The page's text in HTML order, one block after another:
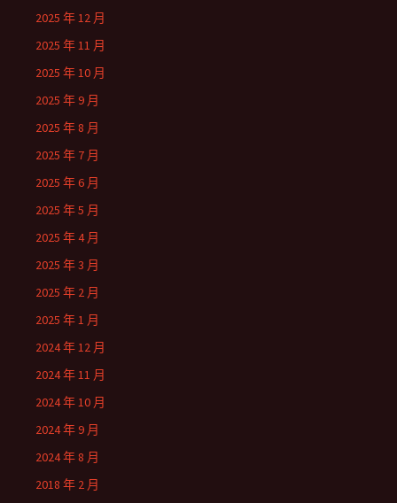
2025 年 12 月
2025 年 11 月
2025 年 10 月
2025 年 9 月
2025 年 8 月
2025 年 7 月
2025 年 6 月
2025 年 5 月
2025 年 4 月
2025 年 3 月
2025 年 2 月
2025 年 1 月
2024 年 12 月
2024 年 11 月
2024 年 10 月
2024 年 9 月
2024 年 8 月
2018 年 2 月